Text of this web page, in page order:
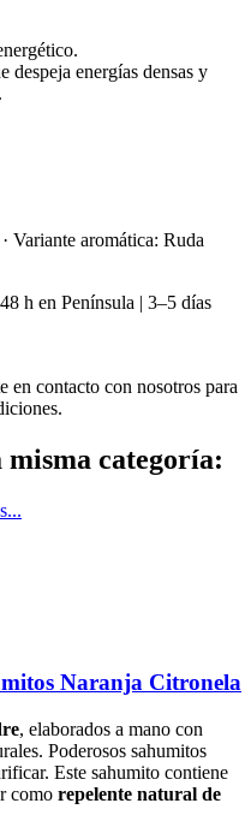
despeja energías densas y
Variante aromática: Ruda
h en Península | 3–5 días
en contacto con nosotros para
misma categoría:
Naranja Citronela
, elaborados a mano con
Poderosos sahumitos
Este sahumito contiene
como repelente natural de